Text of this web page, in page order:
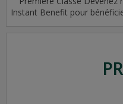
Instant Benefit pour